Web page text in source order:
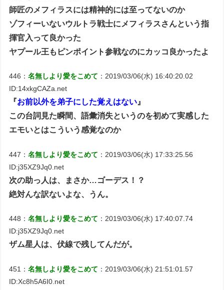
師匠のメフィラスには精神的には至ってないのか
ゾフィーいないウルトラ戦士にメフィラスさんという指
揮官入って良かった
ヤプール王もピンポイント参戦なのにカッコ良かったよ
446：名無しより愛をこめて ：2019/03/06(水) 16:40:20.02
ID:14xkgCAZa.net
『お前以外を弟子にした覚えはない 』
この台詞見た瞬間、語彙消失というのを初めて実感した
エモいとはこういう感覚なのか
447：名無しより愛をこめて ：2019/03/06(水) 17:33:25.56
ID:j35XZ9Jq0.net
次の助っ人は、まさか…ゴーデス！？
絶対んな訳ないよな、うん。
448：名無しより愛をこめて ：2019/03/06(水) 17:40:07.74
ID:j35XZ9Jq0.net
ザム星人は、伏線で残してんだが。
451：名無しより愛をこめて ：2019/03/06(水) 21:51:01.57
ID:Xc8h5A6I0.net